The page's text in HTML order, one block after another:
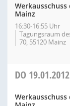
Mainz
16:30-16:55 Uhr
Tagungsraum
70, 55120 Mainz
DO 19.01.2012